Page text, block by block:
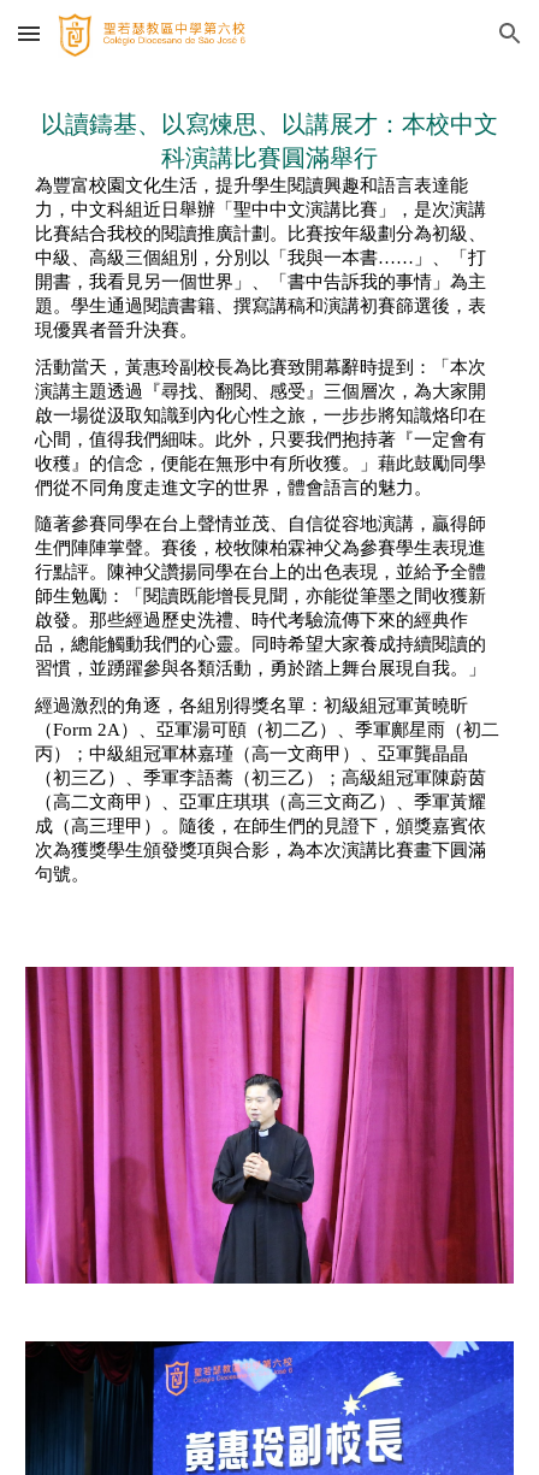
Skip to main content Skip to navigation
以讀鑄基、以寫煉思、以講展才：本校中文
科演講比賽圓滿舉行
為豐富校園文化生活，提升學生閱讀興趣和語言表達能
力，中文科組近日舉辦「聖中中文演講比賽」，是次演講
比賽結合我校的閱讀推廣計劃。比賽按年級劃分為初級、
中級、高級三個組別，分別以「我與一本書……」、「打
開書，我看見另一個世界」、「書中告訴我的事情」為主
題。學生通過閱讀書籍、撰寫講稿和演講初賽篩選後，表
現優異者晉升決賽。
活動當天，黃惠玲副校長為比賽致開幕辭時提到：「本次
演講主題透過『尋找、翻閱、感受』三個層次，為大家開
啟一場從汲取知識到內化心性之旅，一步步將知識烙印在
心間，值得我們細味。此外，只要我們抱持著『一定會有
收穫』的信念，便能在無形中有所收獲。」藉此鼓勵同學
們從不同角度走進文字的世界，體會語言的魅力。
隨著參賽同學在台上聲情並茂、自信從容地演講，贏得師
生們陣陣掌聲。賽後，校牧陳柏霖神父為參賽學生表現進
行點評。陳神父讚揚同學在台上的出色表現，並給予全體
師生勉勵：「閱讀既能增長見聞，亦能從筆墨之間收獲新
啟發。那些經過歷史洗禮、時代考驗流傳下來的經典作
品，總能觸動我們的心靈。同時希望大家養成持續閱讀的
習慣，並踴躍參與各類活動，勇於踏上舞台展現自我。」
經過激烈的角逐，各組別得獎名單：初級組冠軍黃曉昕
（Form 2A）、亞軍湯可頤（初二乙）、季軍鄺星雨（初二
丙）；中級組冠軍林嘉瑾（高一文商甲）、亞軍龔晶晶
（初三乙）、季軍李語蕎（初三乙）；高級組冠軍陳蔚茵
（高二文商甲）、亞軍庄琪琪（高三文商乙）、季軍黃耀
成（高三理甲）。隨後，在師生們的見證下，頒獎嘉賓依
次為獲獎學生頒發獎項與合影，為本次演講比賽畫下圓滿
句號。